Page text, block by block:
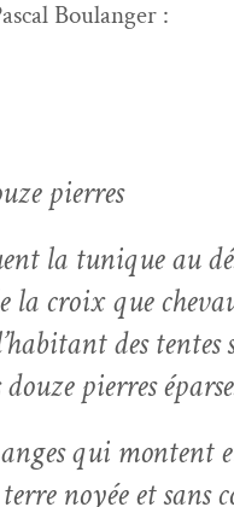
Boulanger :
pierres
la tunique au
la croix que
des
pier­res
qui mon­tent
noyée et sans